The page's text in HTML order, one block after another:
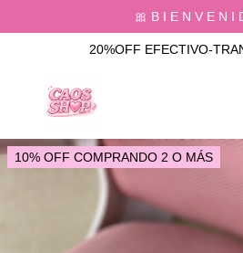
🎀 B I E N V E N I
20%OFF EFECTIVO-
10% OFF COMPRANDO 2 O MÁS